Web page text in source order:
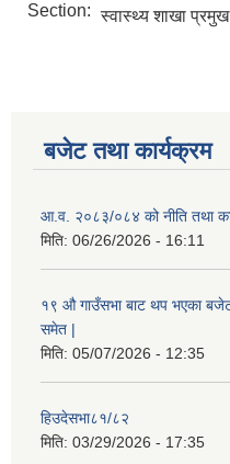
Section: स्वास्थ्य शाखा प्रमुख
बजेट तथा कार्यक्रम
आ.व. २०८३/०८४ को नीति तथा
मिति: 06/26/2026 - 16:11
१९ औ गाउँसभा बाट थप भएका
समेत |
मिति: 05/07/2026 - 12:35
हिउदेसभा८१/८२
मिति: 03/29/2026 - 17:35